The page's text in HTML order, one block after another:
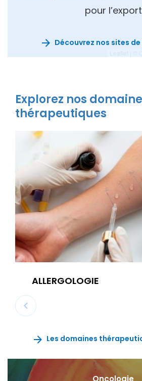
pour l’export
Découvrez nos sites
Explorez nos
thérapeutiques
ALLERGOLOGIE
Les domaines
Oncologie